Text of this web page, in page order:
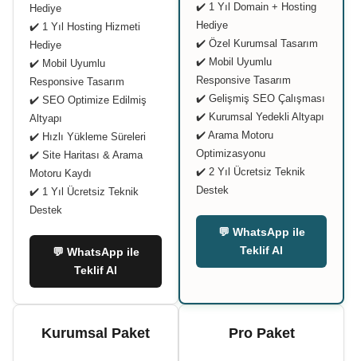
Hediye
✔️ 1 Yıl Hosting Hizmeti
Hediye
✔️ Mobil Uyumlu
Responsive Tasarım
✔️ SEO Optimize Edilmiş
Altyapı
✔️ Hızlı Yükleme Süreleri
✔️ Site Haritası & Arama
Motoru Kaydı
✔️ 1 Yıl Ücretsiz Teknik
Destek
💬 WhatsApp ile
Teklif Al
✔️ 1 Yıl Domain + Hosting
Hediye
✔️ Özel Kurumsal Tasarım
✔️ Mobil Uyumlu
Responsive Tasarım
✔️ Gelişmiş SEO Çalışması
✔️ Kurumsal Yedekli Altyapı
✔️ Arama Motoru
Optimizasyonu
✔️ 2 Yıl Ücretsiz Teknik
Destek
💬 WhatsApp ile
Teklif Al
Kurumsal Paket Pro Paket